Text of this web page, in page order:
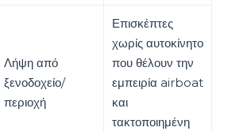
Λήψη από
ξενοδοχείο/
περιοχή
Επισκέπτες
χωρίς αυτοκίνητο
που θέλουν την
εμπειρία airboat
και
τακτοποιημένη